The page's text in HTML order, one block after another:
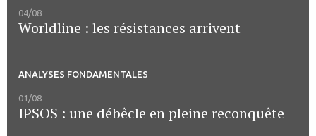
04/08
Worldline : les résistances arrivent
ANALYSES FONDAMENTALES
01/08
IPSOS : une débêcle en pleine reconquête